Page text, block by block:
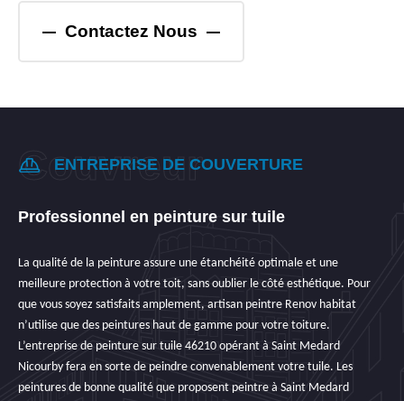
Contactez Nous
ENTREPRISE DE COUVERTURE
Professionnel en peinture sur tuile
La qualité de la peinture assure une étanchéité optimale et une
meilleure protection à votre toit, sans oublier le côté esthétique. Pour
que vous soyez satisfaits amplement, artisan peintre Renov habitat
n’utilise que des peintures haut de gamme pour votre toiture.
L’entreprise de peinture sur tuile 46210 opérant à Saint Medard
Nicourby fera en sorte de peindre convenablement votre tuile. Les
peintures de bonne qualité que proposent peintre à Saint Medard